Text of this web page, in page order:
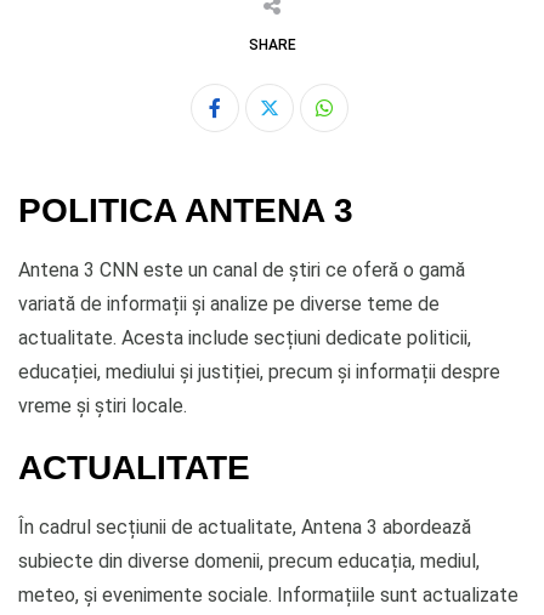
SHARE
Whatsapp
POLITICA ANTENA 3
Antena 3 CNN este un canal de știri ce oferă o gamă
variată de informații și analize pe diverse teme de
actualitate. Acesta include secțiuni dedicate politicii,
educației, mediului și justiției, precum și informații despre
vreme și știri locale.
ACTUALITATE
În cadrul secțiunii de actualitate, Antena 3 abordează
subiecte din diverse domenii, precum educația, mediul,
meteo, și evenimente sociale. Informațiile sunt actualizate